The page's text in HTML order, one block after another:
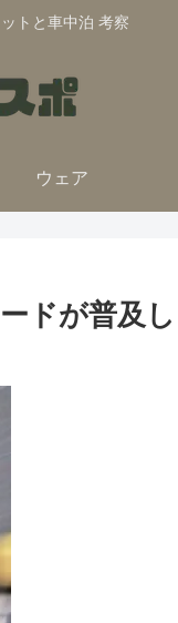
トと車中泊 考察
ウェア
ドが普及し